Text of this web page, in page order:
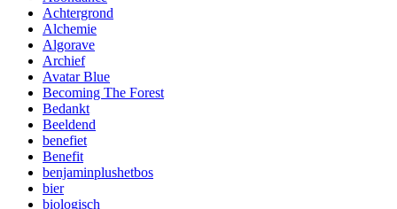
Achtergrond
Alchemie
Algorave
Archief
Avatar Blue
Becoming The Forest
Bedankt
Beeldend
benefiet
Benefit
benjaminplushetbos
bier
biologisch